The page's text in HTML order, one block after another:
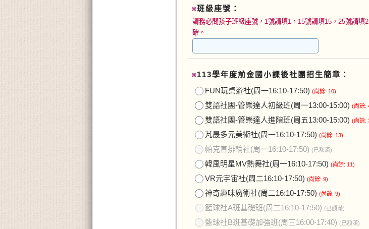
※班級座號：
請務必問孩子班級座號，1號請填1，15號請填15，25號請填
確。
※113學年度前金國小課後社團招生簡章：
FUN玩桌遊社(周一16:10-17:50) (尚餘: 10)
雙語社團-管樂達人初級班(周一13:00-15:00) (尚餘:
雙語社團-管樂達人進階班(周五13:00-15:00) (尚餘:
芃晟多元美術社(周一16:10-17:50) (尚餘: 13)
帕克直排輪社(周一16:10-17:50) (已額滿)
韓風明星MV熱舞社(周一16:10-17:50) (尚餘: 11)
VR元宇宙社(周二16:10-17:50) (尚餘: 9)
神奇趣味魔術社(周二16:10-17:50) (尚餘: 9)
籃球社A班基礎班(周二16:10-17:50) (已額滿)
籃球社B班基礎加強班(周三16:00-17:40) (已額滿)